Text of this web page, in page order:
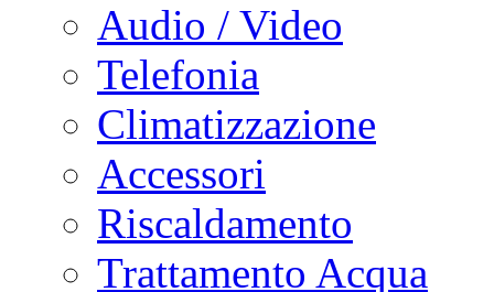
Audio / Video
Telefonia
Climatizzazione
Accessori
Riscaldamento
Trattamento Acqua